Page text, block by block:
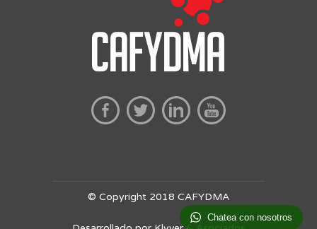
© Copyright 2018 CAFYDMA
Chatea con nosotros